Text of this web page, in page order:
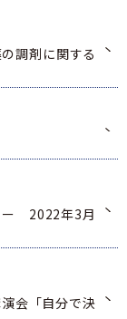
調剤に関する
ー 2022年3月
会「自分で決